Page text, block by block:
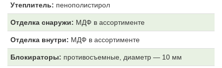
Утеплитель: пенополистирол
Отделка снаружи: МДФ в ассортименте
Отделка внутри: МДФ в ассортименте
Блокираторы: противосъемные, диаметр — 10 мм